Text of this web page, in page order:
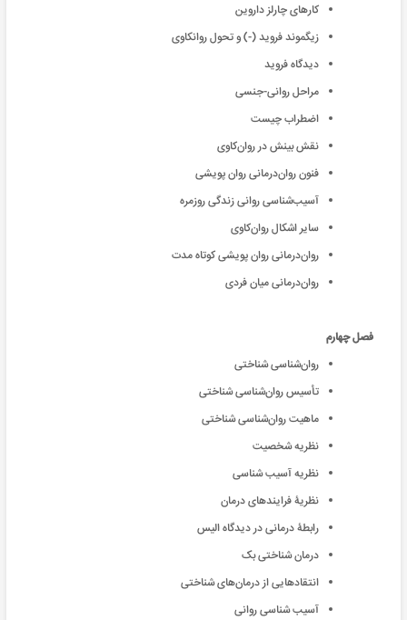
کارهای چارلز داروین
زیگموند فروید (-) و تحول روانکاوی
دیدگاه فروید
مراحل روانی-جنسی
اضطراب چیست
نقش بینش در روان‌کاوی
فنون روان‌درمانی روان پویشی
آسیب‌شناسی روانی زندگی روزمره
سایر اشکال روان‌کاوی
روان‌درمانی روان پویشی کوتاه مدت
روان‌درمانی میان فردی
فصل چهارم
روان‌شناسی شناختی
تأسیس روان‌شناسی شناختی
ماهیت روان‌شناسی شناختی
نظریه شخصیت
نظریه آسیب شناسی
نظریۀ فرایندهای درمان
رابطۀ درمانی در دیدگاه الیس
درمان شناختی بک
انتقادهایی از درمان‌های شناختی
آسیب شناسی روانی